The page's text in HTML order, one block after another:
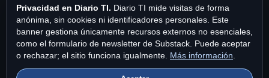
Diario TI
Privacidad en Diario TI. Diario TI mide visitas de forma
anónima, sin cookies ni identificadores personales. Este
banner gestiona únicamente recursos externos no esenciales,
como el formulario de newsletter de Substack. Puede aceptar
o rechazar; el sitio funciona igualmente. Más información